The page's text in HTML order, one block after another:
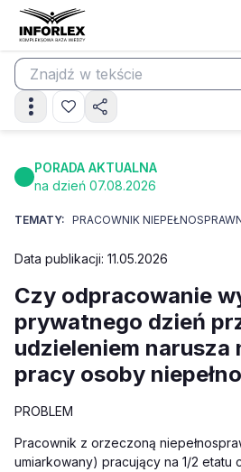
PORADA AKTUALNA
na dzień 07.08.2026
TEMATY: PRACOWNIK
Data publikacji: 11.05.2026
Czy odpracowanie
prywatnego dzień
udzieleniem narusza
pracy osoby
PROBLEM
Pracownik z orzeczoną
umiarkowany) pracujący na 1/2 etatu